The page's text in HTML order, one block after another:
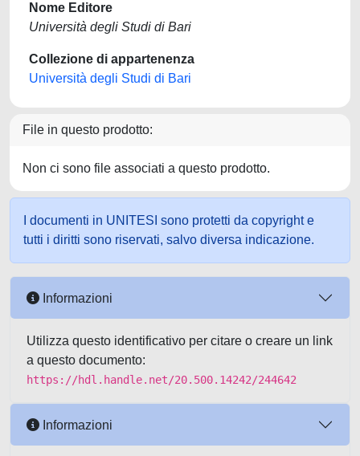
Nome Editore
Università degli Studi di Bari
Collezione di appartenenza
Università degli Studi di Bari
File in questo prodotto:
Non ci sono file associati a questo prodotto.
I documenti in UNITESI sono protetti da copyright e
tutti i diritti sono riservati, salvo diversa indicazione.
Informazioni
Utilizza questo identificativo per citare o creare un link
a questo documento:
https://hdl.handle.net/20.500.14242/244642
Informazioni